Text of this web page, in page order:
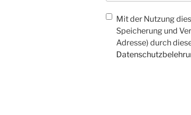
Mit der Nutzung
Speicherung und
Adresse) durch